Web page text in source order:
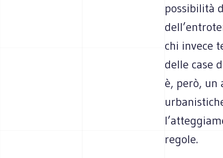
possibilità
chi invece
delle case
è, però, un
regole.